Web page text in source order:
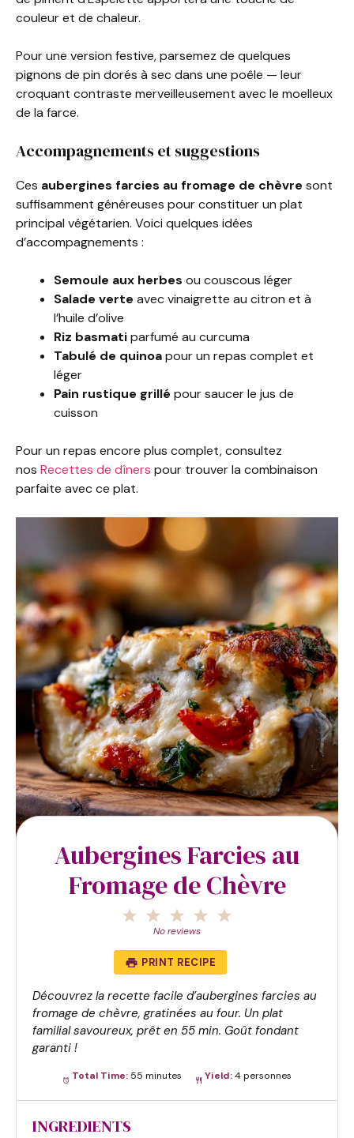
couleur et de chaleur.
Pour une version festive, parsemez de quelques
pignons de pin dorés à sec dans une poêle — leur
croquant contraste merveilleusement avec le moelleux
de la farce.
Accompagnements et suggestions
Ces aubergines farcies au fromage de chèvre sont
suffisamment généreuses pour constituer un plat
principal végétarien. Voici quelques idées
d’accompagnements :
Semoule aux herbes ou couscous léger
Salade verte avec vinaigrette au citron et à
l’huile d’olive
Riz basmatiparfumé au curcuma
Tabulé de quinoapour un repas complet et
léger
Pain rustique grillé pour saucer le jus de
cuisson
Pour un repas encore plus complet, consultez
nos Recettes de dîners pour trouver la combinaison
parfaite avec ce plat.
Aubergines Farcies au
Fromage de Chèvre
4
3
Stars
2
Stars
Star
No reviews
PRINT RECIPE
Découvrez la recette facile d’aubergines farcies au
fromage de chèvre, gratinées au four. Un plat
familial savoureux, prêt en 55 min. Goût fondant
garanti !
Total Time: 55 minutes Yield: 4 personnes
INGREDIENTS